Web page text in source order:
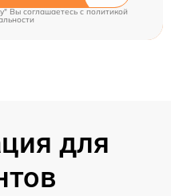
Вы соглашаетесь c политикой
для